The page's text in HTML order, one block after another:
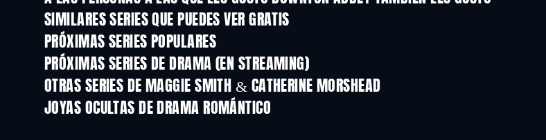
SIMILARES SERIES QUE PUEDES VER GRATIS
PRÓXIMAS SERIES POPULARES
TV
PRÓXIMAS SERIES DE DRAMA (EN STREAMING)
Temporada 4 Temporada 6
OTRAS SERIES DE MAGGIE SMITH & CATHERINE MORSHEAD
TV TV
JOYAS OCULTAS DE DRAMA ROMÁNTICO